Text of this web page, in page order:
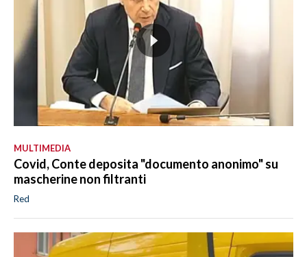
MULTIMEDIA
Covid, Conte deposita "documento anonimo" su
mascherine non filtranti
Red